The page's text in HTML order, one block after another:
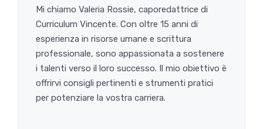
Mi chiamo Valeria Rossie, caporedattrice di
Curriculum Vincente. Con oltre 15 anni di
esperienza in risorse umane e scrittura
professionale, sono appassionata a sostenere
i talenti verso il loro successo. Il mio obiettivo è
offrirvi consigli pertinenti e strumenti pratici
per potenziare la vostra carriera.